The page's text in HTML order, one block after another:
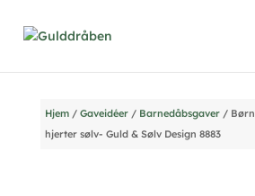
Hjem/ Gaveidéer/ Barnedåbsgaver/
hjerter sølv- Guld & Sølv Design 8883